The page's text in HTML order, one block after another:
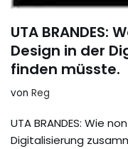
UTA
Design in der
finden müsste.
von Reg
UTA BRANDES: Wie
Digitalisierung